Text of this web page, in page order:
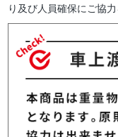
り及び人員確保にご協